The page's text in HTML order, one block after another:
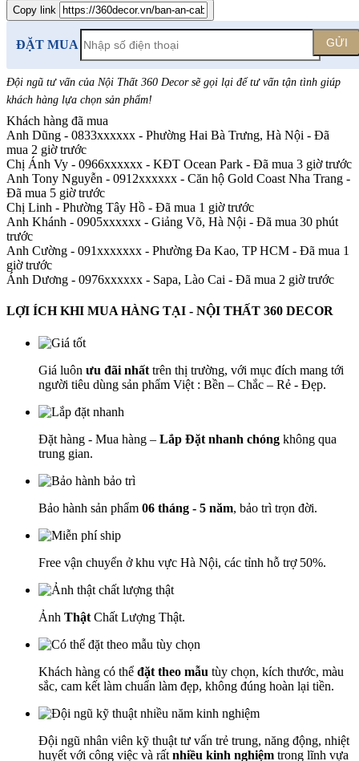
Copy link
ĐẶT MUA GỬI
Đội ngũ tư vấn của Nội Thất 360 Decor sẽ gọi lại để tư vấn tận tình giúp
khách hàng lựa chọn sản phẩm!
Khách hàng đã mua
Anh Dũng - 0833xxxxxx - Phường Hai Bà Trưng, Hà Nội - Đã
mua 2 giờ trước
Chị Ánh Vy - 0966xxxxxx - KĐT Ocean Park - Đã mua 3 giờ trước
Anh Tony Nguyễn - 0912xxxxxx - Căn hộ Gold Coast Nha Trang -
Đã mua 5 giờ trước
Chị Linh - Phường Tây Hồ - Đã mua 1 giờ trước
Anh Khánh - 0905xxxxxx - Giảng Võ, Hà Nội - Đã mua 30 phút
trước
Anh Cường - 091xxxxxxx - Phường Đa Kao, TP HCM - Đã mua 1
giờ trước
Ánh Dương - 0976xxxxxx - Sapa, Lào Cai - Đã mua 2 giờ trước
LỢI ÍCH KHI MUA HÀNG TẠI - NỘI THẤT 360 DECOR
Giá luôn ưu đãi nhất trên thị trường, với mục đích mang tới
người tiêu dùng sản phẩm Việt : Bền – Chắc – Rẻ - Đẹp.
Đặt hàng - Mua hàng – Lắp Đặt nhanh chóng không qua
trung gian.
Bảo hành sản phẩm 06 tháng - 5 năm, bảo trì trọn đời.
Free vận chuyển ở khu vực Hà Nội, các tỉnh hỗ trợ 50%.
Ảnh Thật Chất Lượng Thật.
Khách hàng có thể đặt theo mẫu tùy chọn, kích thước, màu
sắc, cam kết làm chuẩn làm đẹp, không đúng hoàn lại tiền.
Đội ngũ nhân viên kỹ thuật tư vấn trẻ trung, năng động, nhiệt
huyết với công việc và rất nhiều kinh nghiệm trong lĩnh vựa